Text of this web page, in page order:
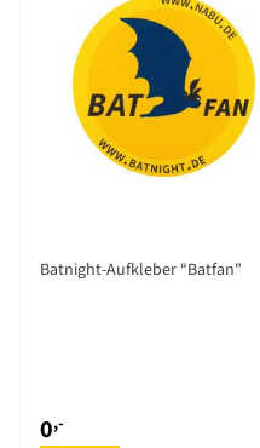
Marke
Batnight-Aufkleber “Batfan"
0,-